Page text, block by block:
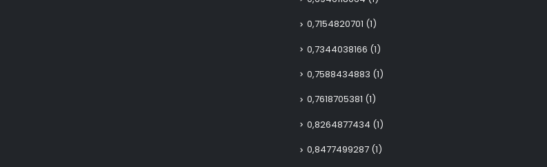
0,7154820701 (1)
0,7344038166 (1)
0,7588434883 (1)
0,7618705381 (1)
0,8264877434 (1)
0,8477499287 (1)